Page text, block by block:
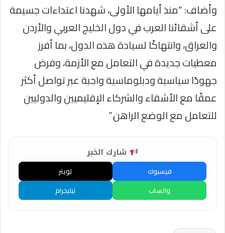
وأضاف: “منذ أيامها الأولى، شهدنا اعتداءات جسيمة
على أشقائنا العرب في دول الخليج العربي والأردن
والعراق، وانتهاكًا لسيادة هذه الدول، بما أفرز
معطيات جديدة في التعامل مع الأزمة، وفرض
جهودًا سياسية ودبلوماسية واجبة عبر تواصل أكثر
عمقًا مع الأشقاء والشركاء الإقليميين والدوليين
للتعامل مع الوضع الراهن.”
شارك الخبر
فيسبوك
تويتر
واتساب
تيليجرام